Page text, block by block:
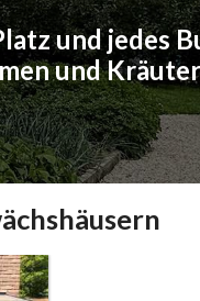
und jedes
und